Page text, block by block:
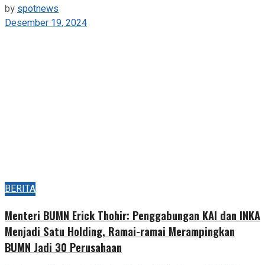
byspotnews
Desember 19, 2024
BERITA
Menteri BUMN Erick Thohir: Penggabungan KAI dan INKA
Menjadi Satu Holding, Ramai-ramai Merampingkan
BUMN Jadi 30 Perusahaan